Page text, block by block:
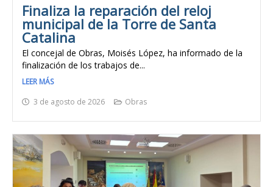
Finaliza la reparación del reloj
municipal de la Torre de Santa
Catalina
El concejal de Obras, Moisés López, ha informado de la
finalización de los trabajos de...
LEER MÁS
3 de agosto de 2026
Obras